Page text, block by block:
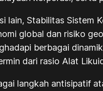
lain, Stabilitas Sistem
global dan risiko
berbagai
dari rasio Alat
langkah antisipatif